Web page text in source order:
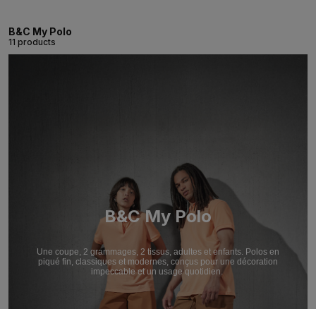
B&C My Polo
11 products
B&C My Polo
Une coupe, 2 grammages, 2 tissus, adultes et enfants. Polos en
piqué fin, classiques et modernes, conçus pour une décoration
impeccable et un usage quotidien.